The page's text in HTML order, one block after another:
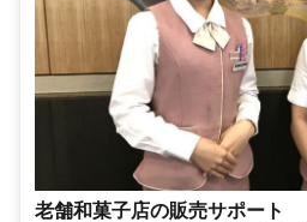
老舗和菓子店の販売サポート